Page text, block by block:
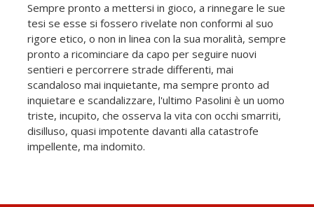
Sempre pronto a mettersi in gioco, a rinnegare le sue
tesi se esse si fossero rivelate non conformi al suo
rigore etico, o non in linea con la sua moralità, sempre
pronto a ricominciare da capo per seguire nuovi
sentieri e percorrere strade differenti, mai
scandaloso mai inquietante, ma sempre pronto ad
inquietare e scandalizzare, l'ultimo Pasolini è un uomo
triste, incupito, che osserva la vita con occhi smarriti,
disilluso, quasi impotente davanti alla catastrofe
impellente, ma indomito.